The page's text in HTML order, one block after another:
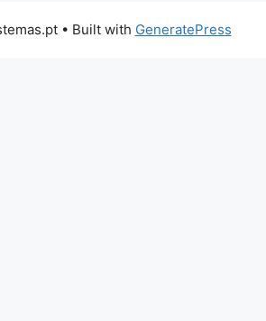
• Built with GeneratePress